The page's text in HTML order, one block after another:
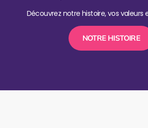
Découvrez notre histoire, vos valeurs
NOTRE HISTOIRE